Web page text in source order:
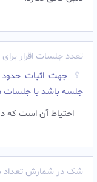
تعدد جلسات اقرار
جهت اثبات حدود
جلسه باشد با جلسات
احتیاط آن است که
شک در شمارش تعداد